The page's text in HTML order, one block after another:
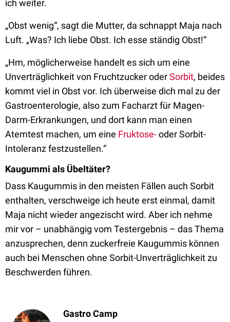
ich weiter.
„Obst wenig“, sagt die Mutter, da schnappt Maja nach
Luft. „Was? Ich liebe Obst. Ich esse ständig Obst!“
„Hm, möglicherweise handelt es sich um eine
Unverträglichkeit von Fruchtzucker oderSorbit, beides
kommt viel in Obst vor. Ich überweise dich mal zu der
Gastroenterologie, also zum Facharzt für Magen-
Darm-Erkrankungen, und dort kann man einen
Atemtest machen, um eine Fruktose-oder Sorbit-
Intoleranz festzustellen.“
Kaugummi als Übeltäter?
Dass Kaugummis in den meisten Fällen auch Sorbit
enthalten, verschweige ich heute erst einmal, damit
Maja nicht wieder angezischt wird. Aber ich nehme
mir vor – unabhängig vom Testergebnis – das Thema
anzusprechen, denn zuckerfreie Kaugummis können
auch bei Menschen ohne Sorbit-Unverträglichkeit zu
Beschwerden führen.
Gastro Camp